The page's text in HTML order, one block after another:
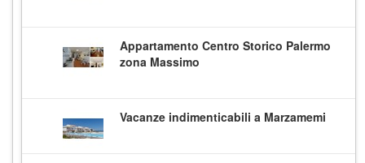
Appartamento Centro Storico Palermo
zona Massimo
Vacanze indimenticabili a Marzamemi